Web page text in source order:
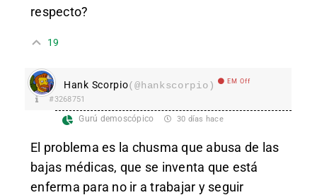
respecto?
19
Hank Scorpio(@hankscorpio) EM Off
#3268751
Gurú demoscópico 30 días hace
El problema es la chusma que abusa de las
bajas médicas, que se inventa que está
enferma para no ir a trabajar y seguir